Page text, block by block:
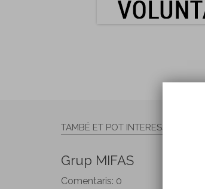
TAMBÉ ET POT INTERESSAR
Grup MIFAS
Comentaris: 0